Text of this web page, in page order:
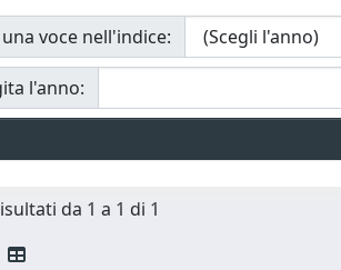
voce nell'indice:
l'anno:
da 1 a 1 di 1